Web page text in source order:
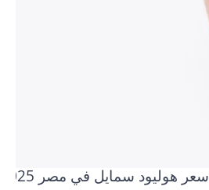
سعر هوليود سمايل في مصر​ 2025